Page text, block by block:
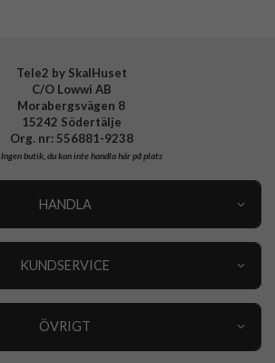
Tele2 by SkalHuset
C/O Lowwi AB
Morabergsvägen 8
15242 Södertälje
Org. nr: 556881-9238
Ingen butik, du kan inte handla här på plats
HANDLA
KUNDSERVICE
ÖVRIGT